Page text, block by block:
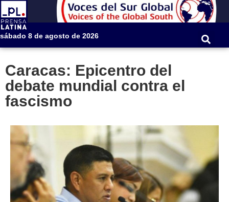
sábado 8 de agosto de 2026
Caracas: Epicentro del
debate mundial contra el
fascismo